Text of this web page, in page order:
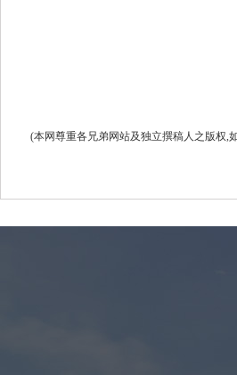
(本网尊重各兄弟网站及独立撰稿人之版权,